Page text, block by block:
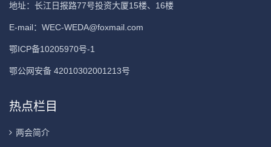
地址：长江日报路77号投资大厦15楼、16楼
E-mail： WEC-WEDA@foxmail.com
鄂ICP备10205970号-1
鄂公网安备 42010302001213号
热点栏目
两会简介